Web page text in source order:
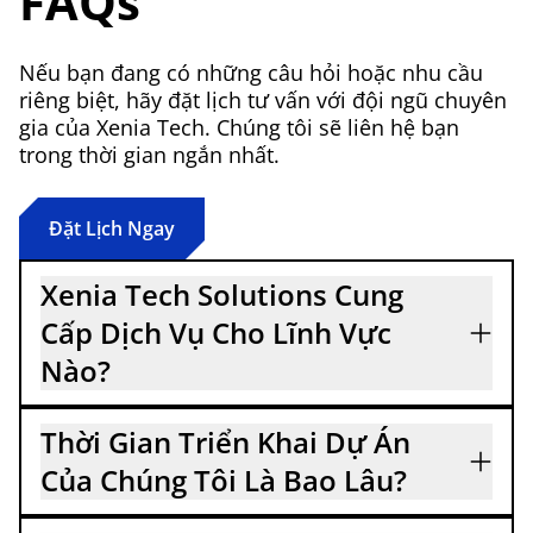
Nếu bạn đang có những câu hỏi hoặc nhu cầu
riêng biệt, hãy đặt lịch tư vấn với đội ngũ chuyên
gia của Xenia Tech. Chúng tôi sẽ liên hệ bạn
trong thời gian ngắn nhất.
Đặt Lịch Ngay
Xenia Tech Solutions Cung
Cấp Dịch Vụ Cho Lĩnh Vực
Nào?
Đội ngũ chuyên nghiệp tại Xenia Tech có khả
năng cung cấp giải pháp cho nhiều lĩnh vực
khác nhau. Mỗi doanh nghiệp đều có những
vấn đề riêng. Chính vì thế chúng tôi xây dựng
Thời Gian Triển Khai Dự Án
Của Chúng Tôi Là Bao Lâu?
Mỗi một dự án sẽ có khung thời gian phát